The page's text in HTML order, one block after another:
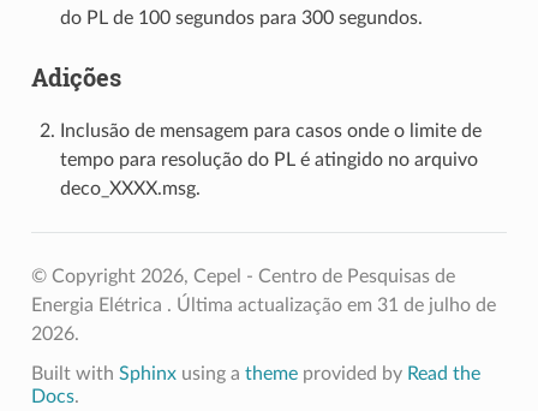
do PL de 100 segundos para 300 segundos.
Adições
Inclusão de mensagem para casos onde o limite de
tempo para resolução do PL é atingido no arquivo
deco_XXXX.msg.
© Copyright 2026, Cepel - Centro de Pesquisas de
Energia Elétrica . Última actualização em 31 de julho de
2026.
Built with Sphinxusing a themeprovided by Read the
Docs.